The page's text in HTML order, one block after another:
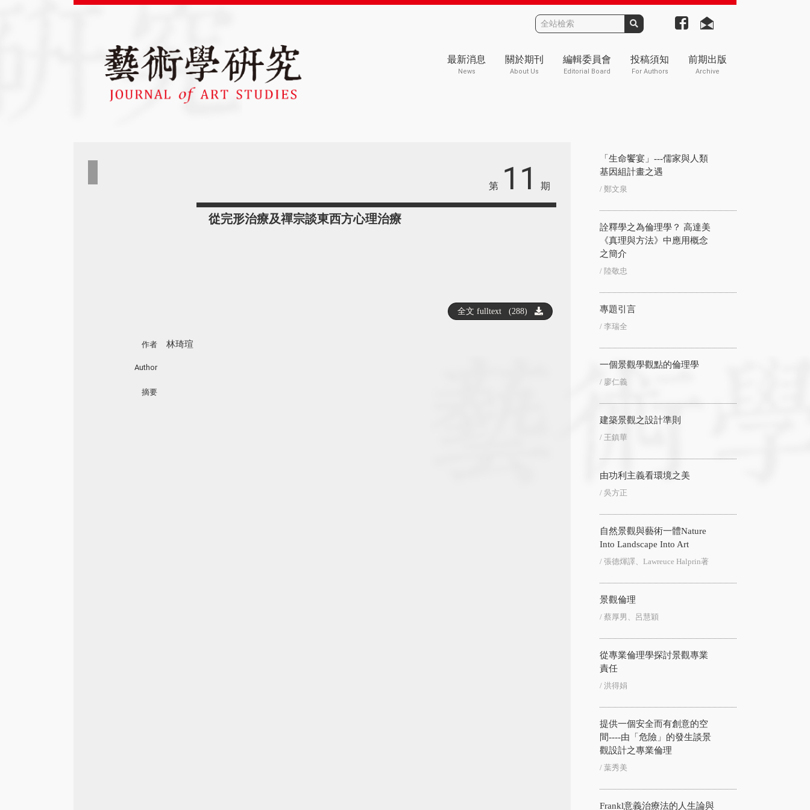
最新消息
News
關於期刊
About Us
編輯委員會
Editorial Board
投稿須知
For Authors
前期出版
Archive
第 11 期
從完形治療及禪宗談東西方心理治療
作者 林琦瑄
Author
摘要
「生命饗宴」---儒家與人類
基因組計畫之遇
/ 鄭文泉
詮釋學之為倫理學？ 高達美
《真理與方法》中應用概念
之簡介
/ 陸敬忠
專題引言
/ 李瑞全
一個景觀學觀點的倫理學
/ 廖仁義
建築景觀之設計準則
/ 王鎮華
由功利主義看環境之美
/ 吳方正
自然景觀與藝術一體Nature
Into Landscape Into Art
/ 張德煇譯、Lawreuce Halprin著
景觀倫理
/ 蔡厚男、呂慧穎
從專業倫理學探討景觀專業
責任
/ 洪得娟
提供一個安全而有創意的空
間----由「危險」的發生談景
觀設計之專業倫理
/ 葉秀美
Frankl意義治療法的人生論與